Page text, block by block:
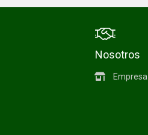
Nosotros
Empresa